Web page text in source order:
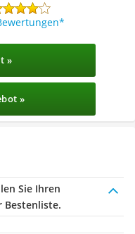
»
»
Sie Ihren
Bestenliste.